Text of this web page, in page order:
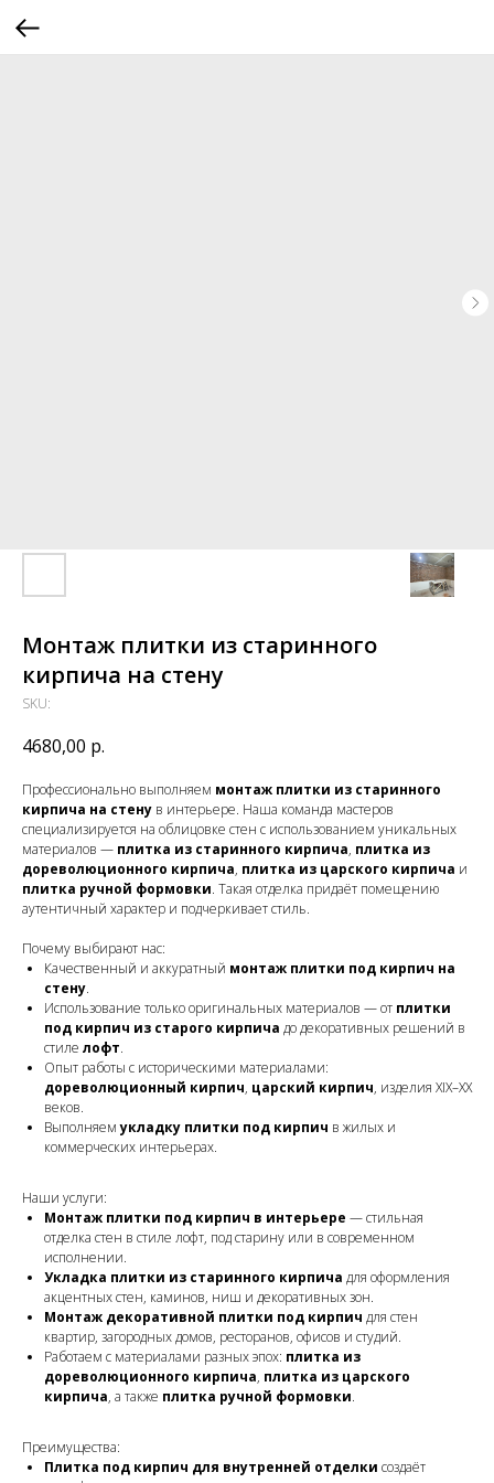
Монтаж плитки из старинного
кирпича на стену
SKU:
4680,00 р.
Профессионально выполняем монтаж плитки из старинного
кирпича на стену в интерьере. Наша команда мастеров
специализируется на облицовке стен с использованием уникальных
материалов — плитка из старинного кирпича, плитка из
дореволюционного кирпича, плитка из царского кирпича и
плитка ручной формовки. Такая отделка придаёт помещению
аутентичный характер и подчеркивает стиль.
Почему выбирают нас:
Качественный и аккуратный монтаж плитки под кирпич на
стену.
Использование только оригинальных материалов — от плитки
под кирпич из старого кирпича до декоративных решений в
стиле лофт.
Опыт работы с историческими материалами:
дореволюционный кирпич, царский кирпич, изделия XIX–XX
веков.
Выполняемукладку плитки под кирпич в жилых и
коммерческих интерьерах.
Наши услуги:
Монтаж плитки под кирпич в интерьере — стильная
отделка стен в стиле лофт, под старину или в современном
исполнении.
Укладка плитки из старинного кирпича для оформления
акцентных стен, каминов, ниш и декоративных зон.
Монтаж декоративной плитки под кирпич для стен
квартир, загородных домов, ресторанов, офисов и студий.
Работаем с материалами разных эпох: плитка из
дореволюционного кирпича, плитка из царского
кирпича, а также плитка ручной формовки.
Преимущества:
Плитка под кирпич для внутренней отделки создаёт